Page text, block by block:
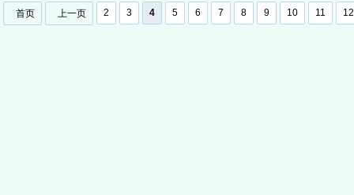
首页 上一页 2 3 4 5 6 7 8 9 10 11 12